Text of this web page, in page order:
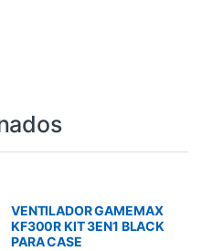
VENTILADOR GAMEMAX
KF300R KIT 3EN1 BLACK
PARA CASE